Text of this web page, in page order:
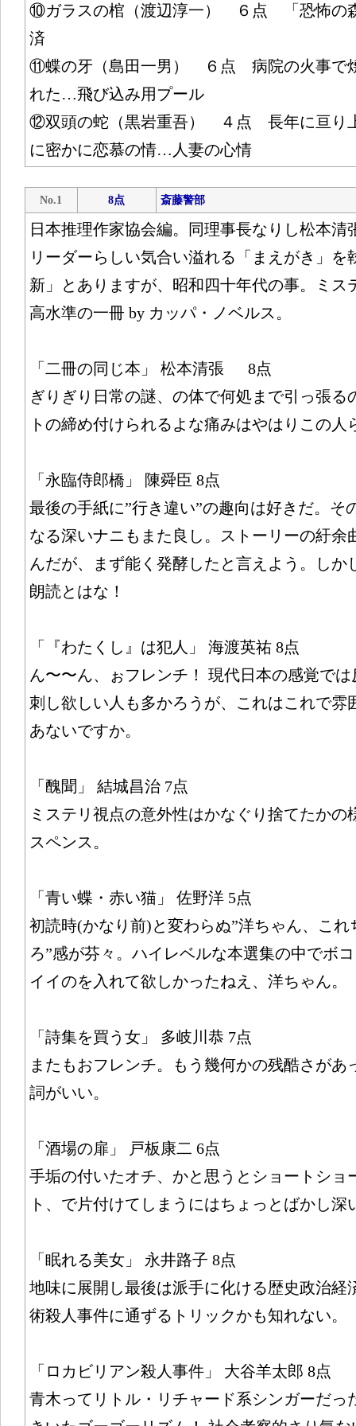
⑩ガラスの棺（渡辺淳一） ６点 「恐怖の
済
⑪蝶の牙（島田一男） ６点 病院の火事で
れた…飛び込み用プール
⑫双頭の蛇（黒岩重吾） ４点 長年に亘り
に密かに恋慕の情…人妻の心情
No.1 8点 斎藤警部
日本推理作家協会編。同理事長なりし松本清
リーダーらしい気合い溢れる「まえがき」を
新」とありますが、昭和四十年代の事。ミス
高水準の一冊 by カッパ・ノベルス。
「二冊の同じ本」 松本清張 8点
ぎりぎり日常の謎、の体で何処まで引っ張る
トの締め付けられるよな痛みはやはりこの人
「永臨侍郎橋」 陳舜臣 8点
最後の手紙に”行き違い”の趣向は好きだ。そ
なる深いナニもまた良し。ストーリーの紆余
んだが、まず能く発酵したと言えよう。しか
朗読とはな！
「『わたくし』は犯人」 海渡英祐 8点
ん〜〜ん、ぉフレンチ！ 現代日本の感覚で
刺し欲しい人も多かろうが、これはこれで雰
あないですか。
「醜聞」 結城昌治 7点
ミステリ視点の意外性はかなぐり捨てたかの
スペンス。
「青い蝶・赤い猫」 佐野洋 5点
初読時(かなり前)と変わらぬ”洋ちゃん、こ
ろ”感が芬々。ハイレベルな本選集の中でボ
イイのを入れて欲しかったねえ、洋ちゃん。
「詩集を買う女」 多岐川恭 7点
またもおフレンチ。もう幾何かの残酷さがあ
詞がいい。
「酒場の扉」 戸板康二 6点
手垢の付いたオチ、かと思うとショートショ
ト、で片付けてしまうにはちょっとばかし深
「眠れる美女」 永井路子 8点
地味に展開し最後は派手に化ける歴史政治経
術殺人事件に通ずるトリックかも知れない。
「ロカビリアン殺人事件」 大谷羊太郎 8点
青木ってリトル・リチャード系シンガーだっ